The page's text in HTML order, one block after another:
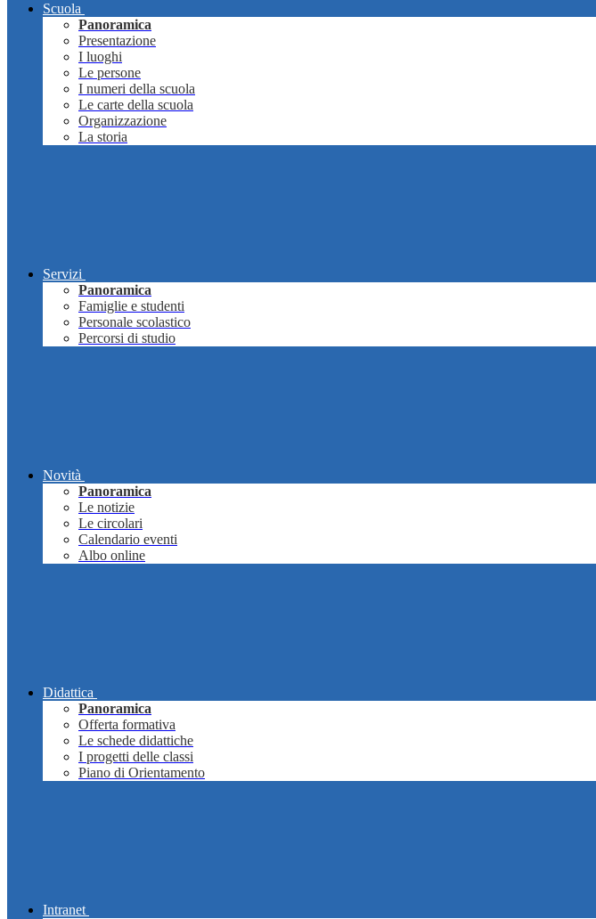
Scuola
Panoramica
Presentazione
I luoghi
Le persone
I numeri della scuola
Le carte della scuola
Organizzazione
La storia
Servizi
Panoramica
Famiglie e studenti
Personale scolastico
Percorsi di studio
Novità
Panoramica
Le notizie
Le circolari
Calendario eventi
Albo online
Didattica
Panoramica
Offerta formativa
Le schede didattiche
I progetti delle classi
Piano di Orientamento
Intranet